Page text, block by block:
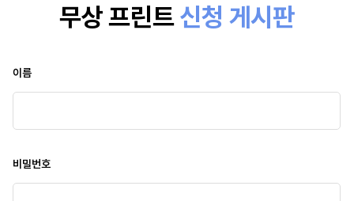
무상 프린트신청 게시판
이름
비밀번호